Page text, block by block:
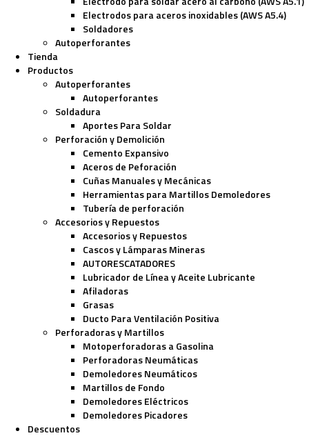
Electrodos para aceros inoxidables (AWS A5.4)
Soldadores
Autoperforantes
Tienda
Productos
Autoperforantes
Autoperforantes
Soldadura
Aportes Para Soldar
Perforación y Demolición
Cemento Expansivo
Aceros de Peforación
Cuñas Manuales y Mecánicas
Herramientas para Martillos Demoledores
Tubería de perforación
Accesorios y Repuestos
Accesorios y Repuestos
Cascos y Lámparas Mineras
AUTORESCATADORES
Lubricador de Línea y Aceite Lubricante
Afiladoras
Grasas
Ducto Para Ventilación Positiva
Perforadoras y Martillos
Motoperforadoras a Gasolina
Perforadoras Neumáticas
Demoledores Neumáticos
Martillos de Fondo
Demoledores Eléctricos
Demoledores Picadores
Descuentos